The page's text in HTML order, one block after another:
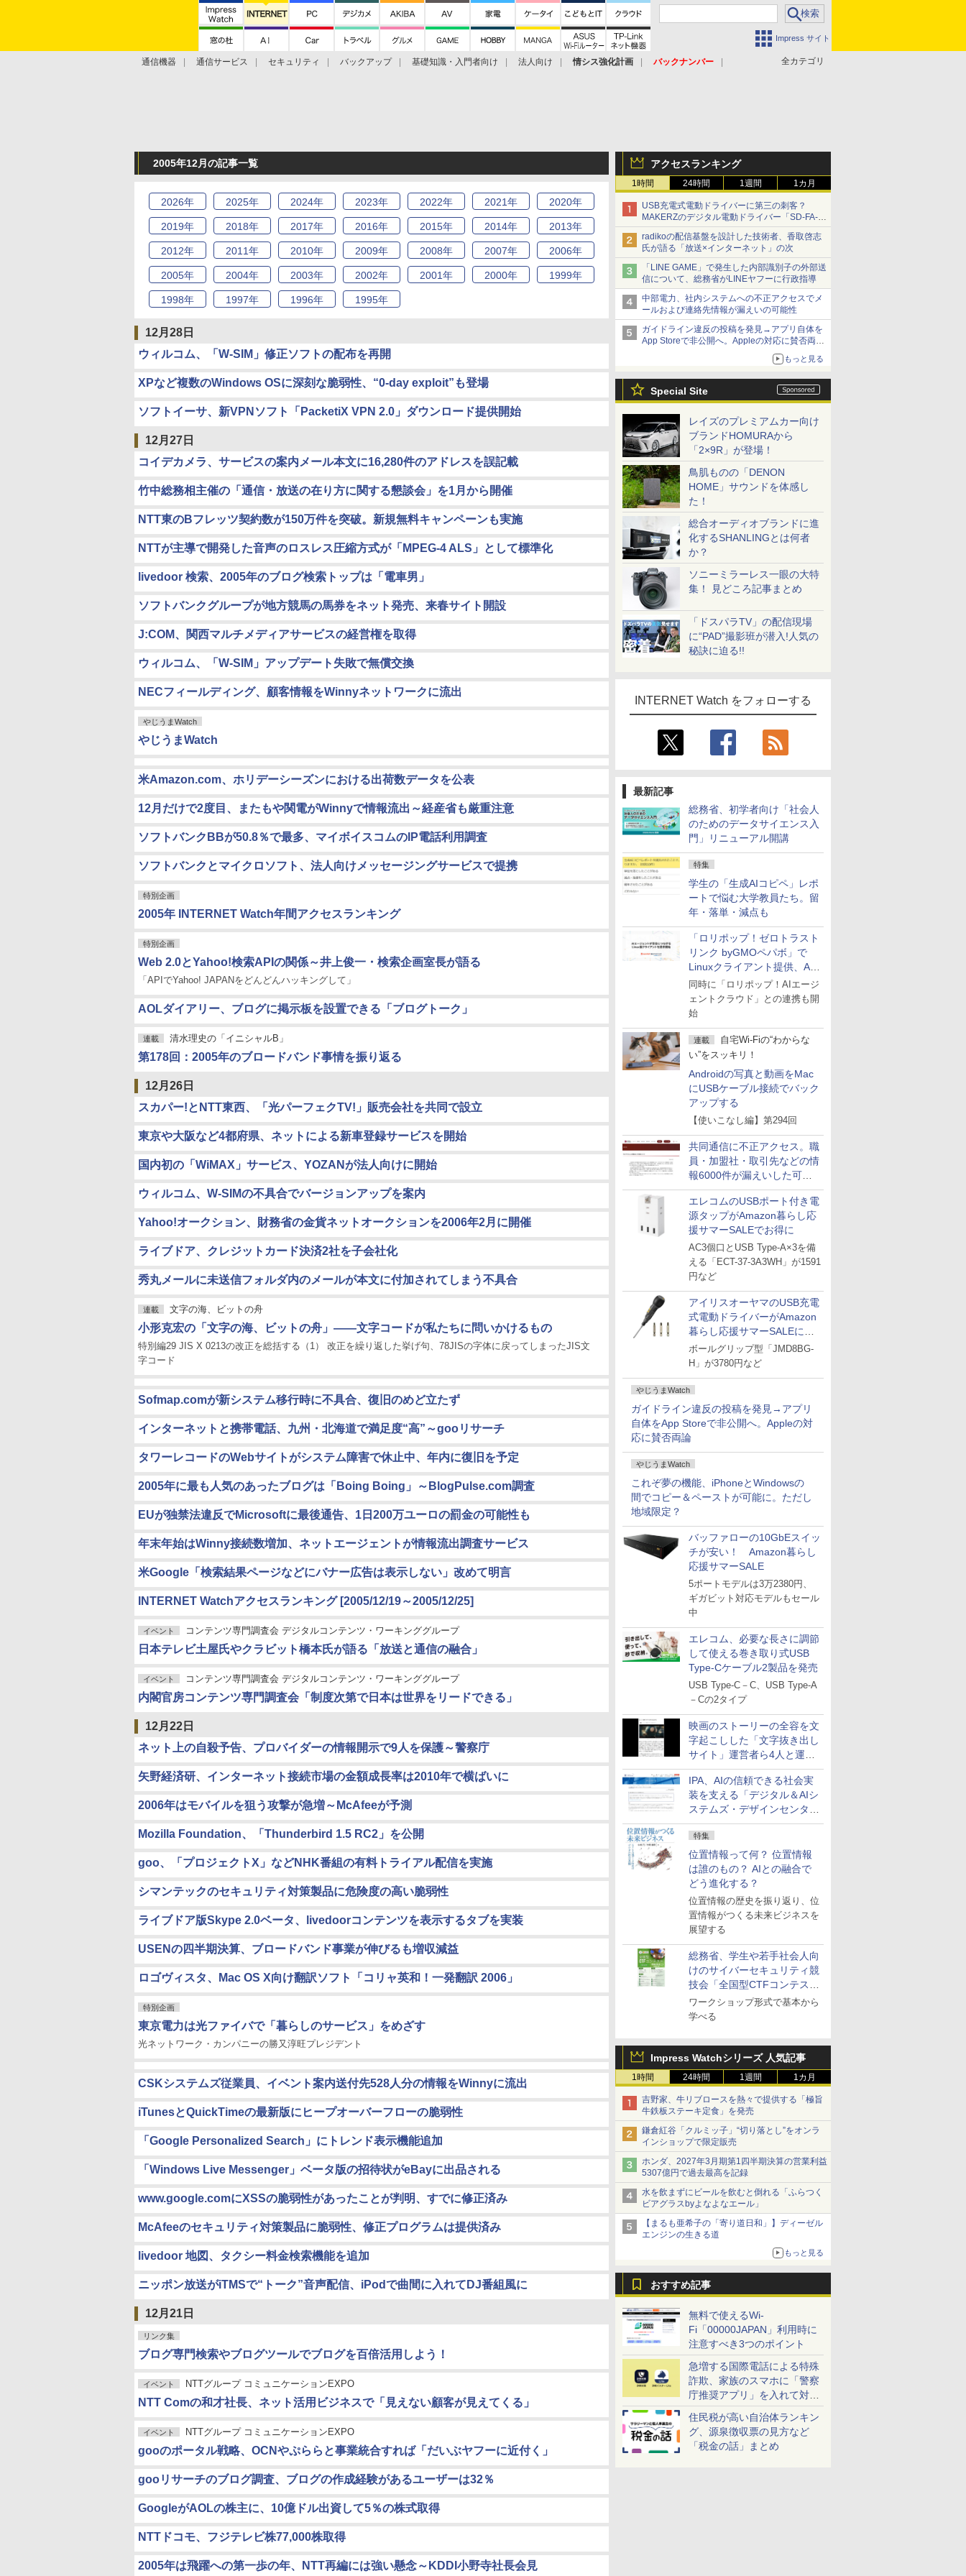
Impress サイト
全カテゴリ
通信機器 通信サービス セキュリティ バックアップ 基礎知識・入門者向け 法人向け 情シス強化計画
バックナンバー
アクセスランキング
1時間 24時間 1週間 1カ月
USB充電式電動ドライバーに第三の刺客？
MAKERZのデジタル電動ドライバー「SD-FA-
2000L」を、ベッセル、パナソニックと比較し
てみた 【テレワークグッズ・ミニレビュー 第
165回】
radikoの配信基盤を設計した技術者、香取啓志
氏が語る「放送×インターネット」の次
「LINE GAME」で発生した内部識別子の外部送
信について、総務省がLINEヤフーに行政指導
中部電力、社内システムへの不正アクセスでメ
ールおよび連絡先情報が漏えいの可能性
ガイドライン違反の投稿を発見→アプリ自体を
App Storeで非公開へ。Appleの対応に賛否両論
もっと見る
Special Site
レイズのプレミアムカー向け
ブランドHOMURAから
「2×9R」が登場！
鳥肌ものの「DENON
HOME」サウンドを体感し
た！
総合オーディオブランドに進
化するSHANLINGとは何者
か？
ソニーミラーレス一眼の大特
集！ 見どころ記事まとめ
「ドスパラTV」の配信現場
に“PAD”撮影班が潜入!人気の
秘訣に迫る!!
INTERNET Watch をフォローする
最新記事
総務省、初学者向け「社会人
のためのデータサイエンス入
門」リニューアル開講
特集
学生の「生成AIコピペ」レポ
ートで悩む大学教員たち。留
年・落単・減点も
「ロリポップ！ゼロトラスト
リンク byGMOペパボ」で
Linuxクライアント提供、AI
エージェントの接続が容易に
同時に「ロリポップ！AIエージ
ェントクラウド」との連携も開
始
連載
自宅Wi-Fiの“わからな
い”をスッキリ！
Androidの写真と動画をMac
にUSBケーブル接続でバック
アップする
【使いこなし編】第294回
共同通信に不正アクセス。職
員・加盟社・取引先などの情
報6000件が漏えいした可能
性
エレコムのUSBポート付き電
源タップがAmazon暮らし応
援サマーSALEでお得に
AC3個口とUSB Type-A×3を備
える「ECT-37-3A3WH」が1591
円など
アイリスオーヤマのUSB充電
式電動ドライバーがAmazon
暮らし応援サマーSALEに登
場
ボールグリップ型「JMD8BG-
H」が3780円など
やじうまWatch
ガイドライン違反の投稿を発見→アプリ
自体をApp Storeで非公開へ。Appleの対
応に賛否両論
やじうまWatch
これぞ夢の機能、iPhoneとWindowsの
間でコピー＆ペーストが可能に。ただし
地域限定？
バッファローの10GbEスイッ
チが安い！ Amazon暮らし
応援サマーSALE
5ポートモデルは3万2380円、
ギガビット対応モデルもセール
中
エレコム、必要な長さに調節
して使える巻き取り式USB
Type-Cケーブル2製品を発売
USB Type-C－C、USB Type-A
－Cの2タイプ
映画のストーリーの全容を文
字起こしした「文字抜き出し
サイト」運営者ら4人と運営
法人に有罪判決
IPA、AIの信頼できる社会実
装を支える「デジタル＆AIシ
ステムズ・デザインセンタ
ー」新設
特集
位置情報って何？ 位置情報
は誰のもの？ AIとの融合で
どう進化する？
位置情報の歴史を振り返り、位
置情報がつくる未来ビジネスを
展望する
総務省、学生や若手社会人向
けのサイバーセキュリティ競
技会「全国型CTFコンテス
ト」を10月に開催、参加受付
中
ワークショップ形式で基本から
学べる
Impress Watchシリーズ 人気記事
1時間 24時間 1週間 1カ月
吉野家、牛リブロースを熱々で提供する「極旨
牛鉄板ステーキ定食」を発売
鎌倉紅谷「クルミッ子」“切り落とし”をオンラ
インショップで限定販売
ホンダ、2027年3月期第1四半期決算の営業利益
5307億円で過去最高を記録
水を飲まずにビールを飲むと倒れる「ふらつく
ビアグラスbyよなよなエール」
【まるも亜希子の「寄り道日和」】ディーゼル
エンジンの生きる道
もっと見る
おすすめ記事
無料で使えるWi-
Fi「00000JAPAN」利用時に
注意すべき3つのポイント
急増する国際電話による特殊
詐欺、家族のスマホに「警察
庁推奨アプリ」を入れて対策
しよう！
住民税が高い自治体ランキン
グ、源泉徴収票の見方など
「税金の話」まとめ
2005年12月の記事一覧
2026年 2025年 2024年 2023年 2022年 2021年 2020年
2019年 2018年 2017年 2016年 2015年 2014年 2013年
2012年 2011年 2010年 2009年 2008年 2007年 2006年
2005年 2004年 2003年 2002年 2001年 2000年 1999年
1998年 1997年 1996年 1995年
12月28日
ウィルコム、「W-SIM」修正ソフトの配布を再開
XPなど複数のWindows OSに深刻な脆弱性、“0-day exploit”も登場
ソフトイーサ、新VPNソフト「PacketiX VPN 2.0」ダウンロード提供開始
12月27日
コイデカメラ、サービスの案内メール本文に16,280件のアドレスを誤記載
竹中総務相主催の「通信・放送の在り方に関する懇談会」を1月から開催
NTT東のBフレッツ契約数が150万件を突破。新規無料キャンペーンも実施
NTTが主導で開発した音声のロスレス圧縮方式が「MPEG-4 ALS」として標準化
livedoor 検索、2005年のブログ検索トップは「電車男」
ソフトバンクグループが地方競馬の馬券をネット発売、来春サイト開設
J:COM、関西マルチメディアサービスの経営権を取得
ウィルコム、「W-SIM」アップデート失敗で無償交換
NECフィールディング、顧客情報をWinnyネットワークに流出
やじうまWatch
やじうまWatch
米Amazon.com、ホリデーシーズンにおける出荷数データを公表
12月だけで2度目、またもや関電がWinnyで情報流出～経産省も厳重注意
ソフトバンクBBが50.8％で最多、マイボイスコムのIP電話利用調査
ソフトバンクとマイクロソフト、法人向けメッセージングサービスで提携
特別企画
2005年 INTERNET Watch年間アクセスランキング
特別企画
Web 2.0とYahoo!検索APIの関係～井上俊一・検索企画室長が語る
「APIでYahoo! JAPANをどんどんハッキングして」
AOLダイアリー、ブログに掲示板を設置できる「ブログトーク」
連載 清水理史の「イニシャルB」
第178回：2005年のブロードバンド事情を振り返る
12月26日
スカパー!とNTT東西、「光パーフェクTV!」販売会社を共同で設立
東京や大阪など4都府県、ネットによる新車登録サービスを開始
国内初の「WiMAX」サービス、YOZANが法人向けに開始
ウィルコム、W-SIMの不具合でバージョンアップを案内
Yahoo!オークション、財務省の金貨ネットオークションを2006年2月に開催
ライブドア、クレジットカード決済2社を子会社化
秀丸メールに未送信フォルダ内のメールが本文に付加されてしまう不具合
連載 文字の海、ビットの舟
小形克宏の「文字の海、ビットの舟」――文字コードが私たちに問いかけるもの
特別編29 JIS X 0213の改正を総括する（1） 改正を繰り返した挙げ句、78JISの字体に戻ってしまったJIS文
字コード
Sofmap.comが新システム移行時に不具合、復旧のめど立たず
インターネットと携帯電話、九州・北海道で満足度“高”～gooリサーチ
タワーレコードのWebサイトがシステム障害で休止中、年内に復旧を予定
2005年に最も人気のあったブログは「Boing Boing」～BlogPulse.com調査
EUが独禁法違反でMicrosoftに最後通告、1日200万ユーロの罰金の可能性も
年末年始はWinny接続数増加、ネットエージェントが情報流出調査サービス
米Google「検索結果ページなどにバナー広告は表示しない」改めて明言
INTERNET Watchアクセスランキング [2005/12/19～2005/12/25]
イベント コンテンツ専門調査会 デジタルコンテンツ・ワーキンググループ
日本テレビ土屋氏やクラビット橋本氏が語る「放送と通信の融合」
イベント コンテンツ専門調査会 デジタルコンテンツ・ワーキンググループ
内閣官房コンテンツ専門調査会「制度次第で日本は世界をリードできる」
12月22日
ネット上の自殺予告、プロバイダーの情報開示で9人を保護～警察庁
矢野経済研、インターネット接続市場の金額成長率は2010年で横ばいに
2006年はモバイルを狙う攻撃が急増～McAfeeが予測
Mozilla Foundation、「Thunderbird 1.5 RC2」を公開
goo、「プロジェクトX」などNHK番組の有料トライアル配信を実施
シマンテックのセキュリティ対策製品に危険度の高い脆弱性
ライブドア版Skype 2.0ベータ、livedoorコンテンツを表示するタブを実装
USENの四半期決算、ブロードバンド事業が伸びるも増収減益
ロゴヴィスタ、Mac OS X向け翻訳ソフト「コリャ英和！一発翻訳 2006」
特別企画
東京電力は光ファイバで「暮らしのサービス」をめざす
光ネットワーク・カンパニーの勝又淳旺プレジデント
CSKシステムズ従業員、イベント案内送付先528人分の情報をWinnyに流出
iTunesとQuickTimeの最新版にヒープオーバーフローの脆弱性
「Google Personalized Search」にトレンド表示機能追加
「Windows Live Messenger」ベータ版の招待状がeBayに出品される
www.google.comにXSSの脆弱性があったことが判明、すでに修正済み
McAfeeのセキュリティ対策製品に脆弱性、修正プログラムは提供済み
livedoor 地図、タクシー料金検索機能を追加
ニッポン放送がiTMSで“トーク”音声配信、iPodで曲間に入れてDJ番組風に
12月21日
リンク集
ブログ専門検索やブログツールでブログを百倍活用しよう！
イベント NTTグループ コミュニケーションEXPO
NTT Comの和才社長、ネット活用ビジネスで「見えない顧客が見えてくる」
イベント NTTグループ コミュニケーションEXPO
gooのポータル戦略、OCNやぷららと事業統合すれば「だいぶヤフーに近付く」
gooリサーチのブログ調査、ブログの作成経験があるユーザーは32％
GoogleがAOLの株主に、10億ドル出資して5％の株式取得
NTTドコモ、フジテレビ株77,000株取得
2005年は飛躍への第一歩の年、NTT再編には強い懸念～KDDI小野寺社長会見